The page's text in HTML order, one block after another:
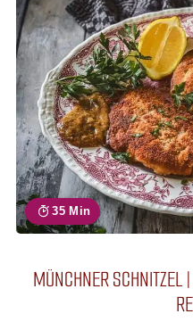
35 Min
MÜNCHNER SCHNITZEL